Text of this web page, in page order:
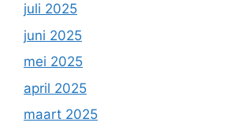
juli 2025
juni 2025
mei 2025
april 2025
maart 2025